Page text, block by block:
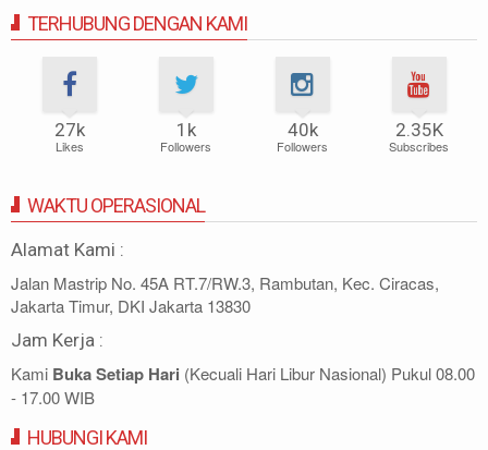
TERHUBUNG DENGAN KAMI
27k
Likes
1k
Followers
40k
Followers
2.35K
Subscribes
WAKTU OPERASIONAL
Alamat Kami :
Jalan Mastrip No. 45A RT.7/RW.3, Rambutan, Kec. Ciracas,
Jakarta Timur, DKI Jakarta 13830
Jam Kerja :
Kami Buka Setiap Hari (Kecuali Hari Libur Nasional) Pukul 08.00
- 17.00 WIB
HUBUNGI KAMI